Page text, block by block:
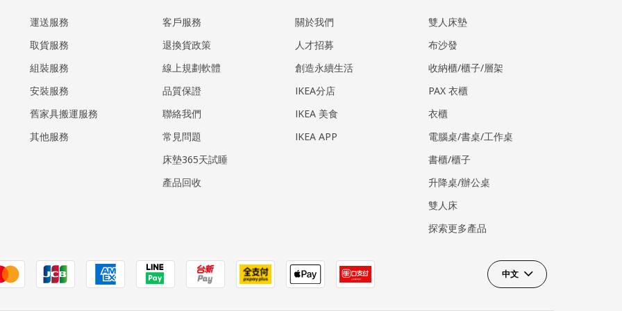
運送服務
取貨服務
組裝服務
安裝服務
​舊家具搬運服務
其他服務
客戶服務
退換貨政策
線上規劃軟體
品質保證
聯絡我們
常見問題
床墊365天試睡
產品回收
關於我們
人才招募
創造永續生活
IKEA分店
IKEA 美食
IKEA APP
雙人床墊
布沙發
收納櫃/櫃子/層架
PAX 衣櫃
衣櫃
電腦桌/書桌/工作桌
書櫃/櫃子
升降桌/辦公桌
雙人床
探索更多產品
中文